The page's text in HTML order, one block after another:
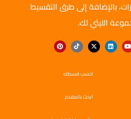
بالإضافة إلى طرق التقسيط
الليثي لك.
احسب قسطك
ابحث بالمقدم